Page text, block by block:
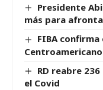
Presidente
más para
FIBA
RD reabre
el Covid